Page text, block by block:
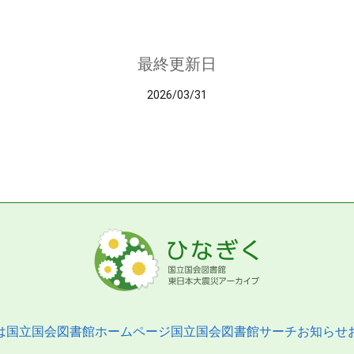
最終更新日
2026/03/31
国立国会図書館ホームページ国立国会図書館サーチお知らせ